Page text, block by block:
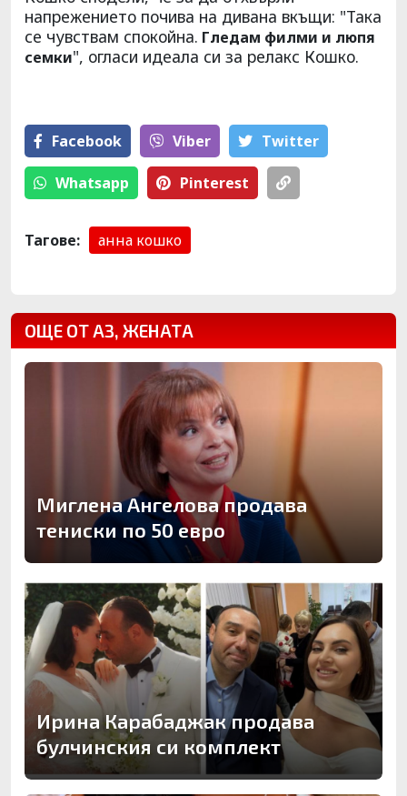
напрежението почива на дивана вкъщи: "Така
се чувствам спокойна. Гледам филми и люпя
семки", огласи идеала си за релакс Кошко.
Facebook Viber Тwitter
Whatsapp Pinterest
Тагове: анна кошко
ОЩЕ ОТ АЗ, ЖЕНАТА
Миглена Ангелова продава
тениски по 50 евро
Ирина Карабаджак продава
булчинския си комплект